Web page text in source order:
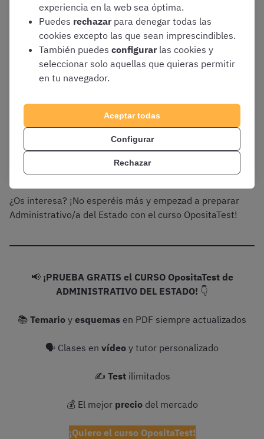
Acceso completo y libre a todos loscasos
prácticos OpositaTest de Administrativo
del Estado
Acceso completo y libre a todos
losesquemas OpositaTest de
Actualización ilimitada
de todos los
recursos para que esténsiempre acordes a
la legislación exigida en la convocatoria
Clases semanales en directo
¿Os interesa? ¡No esperéis más y empezad a preparar
Administrativo/a del Estado con el curso OpositaTest!
📢 ¡PRUEBA GRATIS el CURSO OpositaTest de
ADMINISTRATIVO DEL ESTADO! 👇
📚 Temario y esquemas en PDF siempre actualizados
🗣 Clases en vídeo y tutor personalizado
✍️ Testilimitados
💰 El mejor preciodel mercado
¡Quiero el curso OpositaTest!
experiencia en la web sea óptima.
Puedes rechazar para denegar todas las
cookies excepto las que sean imprescindibles.
También puedes configurar las cookies y
seleccionar solo aquellas que quieras permitir
en tu navegador.
Aceptar todas
Configurar
Rechazar